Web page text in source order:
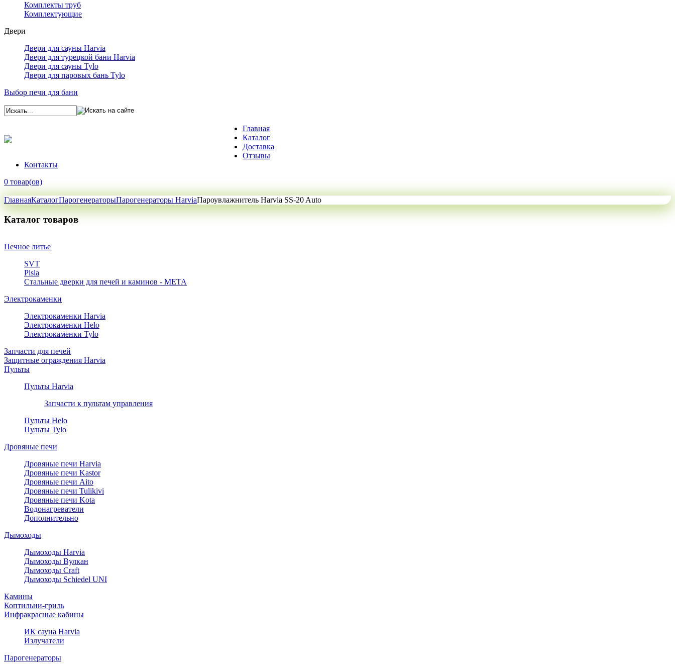
Комплекты труб
Комплектующие
Двери
Двери для сауны Harvia
Двери для турецкой бани Harvia
Двери для сауны Tylo
Двери для паровых бань Tylo
Выбор печи для бани
Главная
Каталог
Доставка
Отзывы
Контакты
0 товар(ов)
ГлавнаяКаталогПарогенераторыПарогенераторы HarviaПароувлажнитель Harvia SS-20 Auto
Каталог товаров
Печное литье
SVT
Pisla
Стальные дверки для печей и каминов - META
Электрокаменки
Электрокаменки Harvia
Электрокаменки Helo
Электрокаменки Tylo
Запчасти для печей
Защитные ограждения Harvia
Пульты
Пульты Harvia
Запчасти к пультам управления
Пульты Helo
Пульты Tylo
Дровяные печи
Дровяные печи Harvia
Дровяные печи Kastor
Дровяные печи Aito
Дровяные печи Tulikivi
Дровяные печи Kota
Водонагреватели
Дополнительно
Дымоходы
Дымоходы Harvia
Дымоходы Вулкан
Дымоходы Craft
Дымоходы Schiedel UNI
Камины
Коптильни-гриль
Инфракрасные кабины
ИК сауна Harvia
Излучатели
Парогенераторы